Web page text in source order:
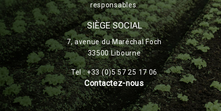
responsables.
SIÈGE SOCIAL
7, avenue du Maréchal Foch
33500 Libourne
Tel : +33 (0)5 57 25 17 06
Contactez-nous